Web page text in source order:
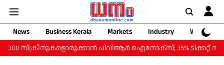
News Business Kerala Markets Industry
Web
സ്‌ക്രീനുകളൊരുക്കാന്‍ പിവിആര്‍ ഐനോക്‌സ്; 35% ടിക്കറ്റ്